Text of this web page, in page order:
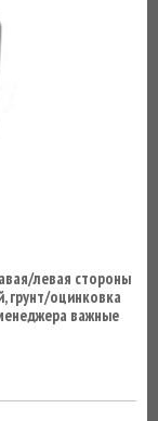
левая стороны
грунт/оцинковка
важные